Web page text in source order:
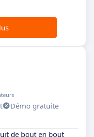
Démo gratuite
de bout en bout